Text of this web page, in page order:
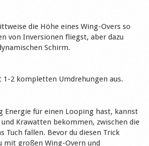
die Höhe eines Wing-Overs so
von Inversionen fliegst, aber dazu
Schirm.
1-2 kompletten Umdrehungen aus.
Energie für einen Looping hast, kannst
Krawatten bekommen, zwischen die
Tuch fallen. Bevor du diesen Trick
mit großen Wing-Overn und